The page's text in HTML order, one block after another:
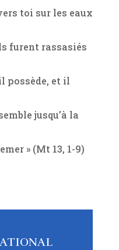
toi sur les eaux
furent rassasiés
possède, et il
jusqu’à la
» (Mt 13, 1-9)